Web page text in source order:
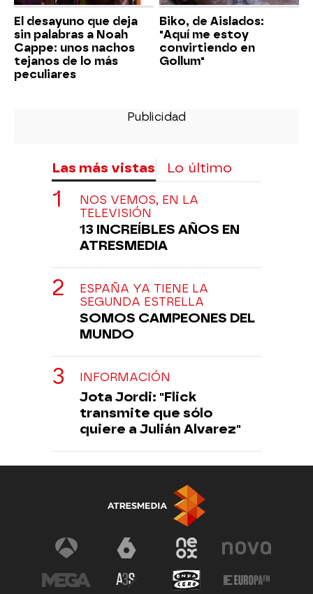
El desayuno que deja
sin palabras a Noah
Cappe: unos nachos
tejanos de lo más
peculiares
Biko, de Aislados:
"Aquí me estoy
convirtiendo en
Gollum"
Las más vistas Lo último
NOS VEMOS, EN LA
TELEVISIÓN
13 INCREÍBLES AÑOS EN
ATRESMEDIA
ESPAÑA YA TIENE LA
SEGUNDA ESTRELLA
SOMOS CAMPEONES DEL
MUNDO
INFORMACIÓN
Jota Jordi: "Flick
transmite que sólo
quiere a Julián Alvarez"